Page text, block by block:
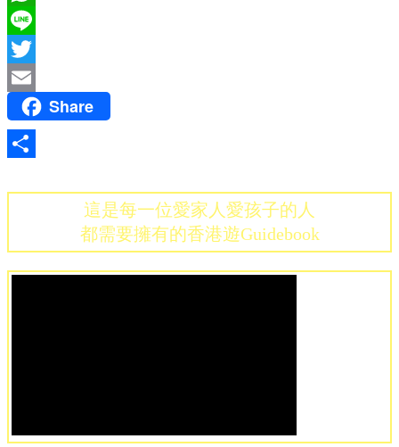
WhatsApp
Line
Twitter
Email Share
這是每一位愛家人愛孩子的人
都需要擁有的香港遊Guidebook